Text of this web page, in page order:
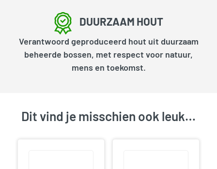
DUURZAAM HOUT
Verantwoord geproduceerd hout uit duurzaam
beheerde bossen, met respect voor natuur,
mens en toekomst.
Dit vind je misschien ook leuk…